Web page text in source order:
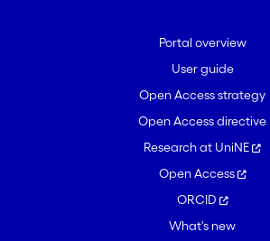
Portal overview
User guide
Open Access strategy
Open Access directive
Research at UniNE
Open Access
ORCID
What's new